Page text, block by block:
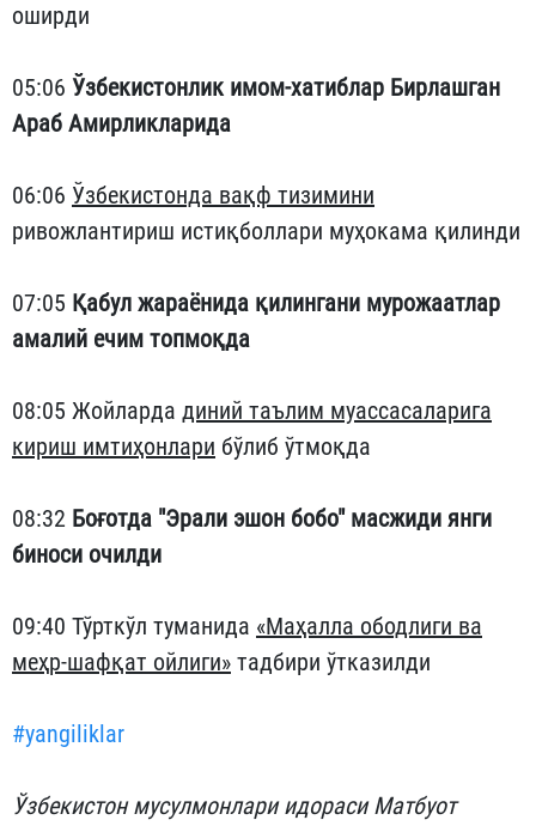
оширди
05:06 Ўзбекистонлик имом-хатиблар Бирлашган
Араб Амирликларида
06:06 Ўзбекистонда вақф тизимини
ривожлантириш истиқболлари муҳокама қилинди
07:05 Қабул жараёнида қилингани мурожаатлар
амалий ечим топмоқда
08:05 Жойларда диний таълим муассасаларига
кириш имтиҳонлари бўлиб ўтмоқда
08:32 Боғотда "Эрали эшон бобо" масжиди янги
биноси очилди
09:40 Тўрткўл туманида «Маҳалла ободлиги ва
меҳр-шафқат ойлиги» тадбири ўтказилди
#yangiliklar
Ўзбекистон мусулмонлари идораси Матбуот